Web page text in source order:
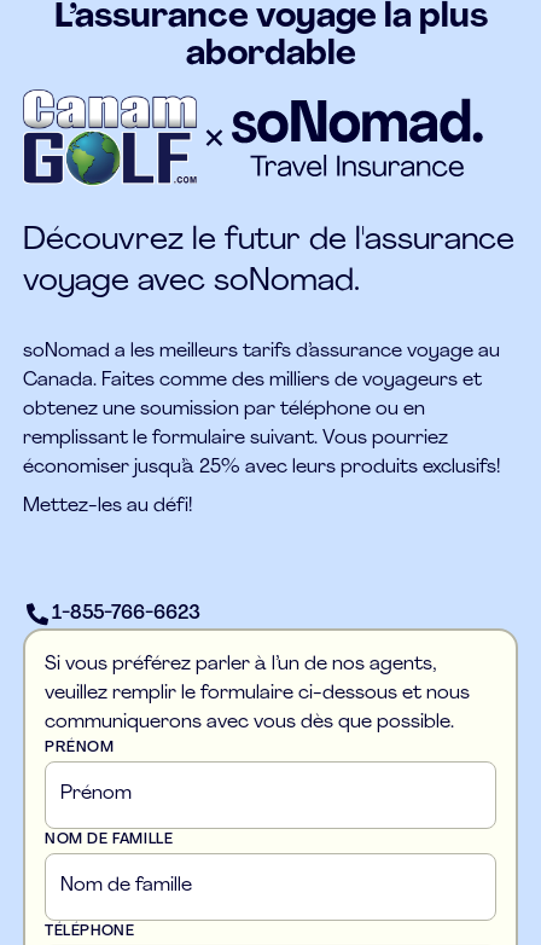
L’assurance voyage la plus
abordable
Découvrez le futur de l'assurance
voyage avec soNomad.
soNomad a les meilleurs tarifs d’assurance voyage au
Canada. Faites comme des milliers de voyageurs et
obtenez une soumission par téléphone ou en
remplissant le formulaire suivant. Vous pourriez
économiser jusqu’à 25% avec leurs produits exclusifs!
Mettez-les au défi!
1-855-766-6623
Si vous préférez parler à l’un de nos agents,
veuillez remplir le formulaire ci-dessous et nous
communiquerons avec vous dès que possible.
PRÉNOM
NOM DE FAMILLE
TÉLÉPHONE